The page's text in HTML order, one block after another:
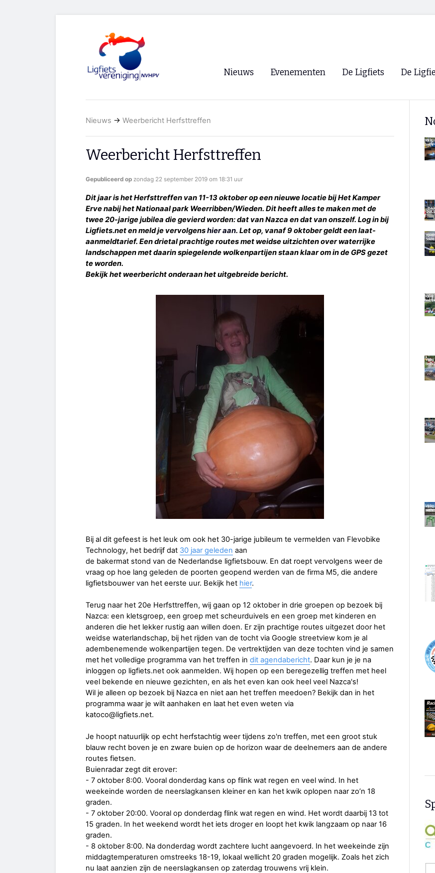
Nieuws
RSS
Evenementen
WK Ligfietsen 2026
Oliebollentocht
De Ligfiets De
Lokale
Forum
Nieuws → Weerbericht Herfsttreffen
Weerbericht Herfsttreffen
Gepubliceerd op zondag 22 september 2019 om 18:31 uur
Dit jaar is het Herfsttreffen van 11-13 oktober op een nieuwe locatie bij Het Kamper
Erve nabij het Nationaal park Weerribben/Wieden. Dit heeft alles te maken met de
twee 20-jarige jubilea die gevierd worden: dat van Nazca en dat van onszelf. Log in bij
Ligfiets.net en meld je vervolgenshier aan. Let op, vanaf 9 oktober geldt een laat-
aanmeldtarief. Een drietal prachtige routes met weidse uitzichten over waterrijke
landschappen met daarin spiegelende wolkenpartijen staan klaar om in de GPS gezet
te worden.
Bekijk het weerbericht onderaan het uitgebreide bericht.
Bij al dit gefeest is het leuk om ook het 30-jarige jubileum te vermelden van Flevobike
Technology, het bedrijf dat 30 jaar geleden aan
de bakermat stond van de Nederlandse ligfietsbouw. En dat roept vervolgens weer de
vraag op hoe lang geleden de poorten geopend werden van de firma M5, die andere
ligfietsbouwer van het eerste uur. Bekijk het hier.
Terug naar het 20e Herfsttreffen, wij gaan op 12 oktober in drie groepen op bezoek bij
Nazca: een kletsgroep, een groep met scheurduivels en een groep met kinderen en
anderen die het lekker rustig aan willen doen. Er zijn prachtige routes uitgezet door het
weidse waterlandschap, bij het rijden van de tocht via Google streetview kom je al
adembenemende wolkenpartijen tegen. De vertrektijden van deze tochten vind je samen
met het volledige programma van het treffen in dit agendabericht. Daar kun je je na
inloggen op ligfiets.net ook aanmelden. Wij hopen op een beregezellig treffen met heel
veel bekende en nieuwe gezichten, en als het even kan ook heel veel Nazca's!
Wil je alleen op bezoek bij Nazca en niet aan het treffen meedoen? Bekijk dan in het
programma waar je wilt aanhaken en laat het even weten via
katoco@ligfiets.net.
Je hoopt natuurlijk op echt herfstachtig weer tijdens zo'n treffen, met een groot stuk
blauw recht boven je en zware buien op de horizon waar de deelnemers aan de andere
routes fietsen.
Buienradar zegt dit erover:
- 7 oktober 8:00. Vooral donderdag kans op flink wat regen en veel wind. In het
weekeinde worden de neerslagkansen kleiner en kan het kwik oplopen naar zo’n 18
graden.
- 7 oktober 20:00. Vooral op donderdag flink wat regen en wind. Het wordt daarbij 13 tot
15 graden. In het weekend wordt het iets droger en loopt het kwik langzaam op naar 16
graden.
- 8 oktober 8:00. Na donderdag wordt zachtere lucht aangevoerd. In het weekeinde zijn
middagtemperaturen omstreeks 18-19, lokaal wellicht 20 graden mogelijk. Zoals het zich
nu laat aanzien zijn de neerslagkansen op zaterdag trouwens vrij klein.